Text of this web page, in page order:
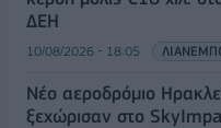
ΔΕΗ
10/08/2026 - 18:05
Νέο αεροδρόμιο
ξεχώρισαν στο